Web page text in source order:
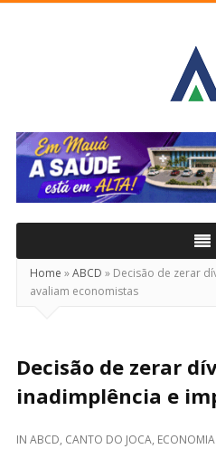
Real
Home »ABCD » Decisão de zerar
avaliam economistas
Decisão de zerar
inadimplência e
IN ABCD, CANTO DO JOCA, ECONOMIA